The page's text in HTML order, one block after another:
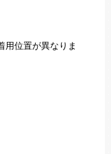
用位置が異なりま